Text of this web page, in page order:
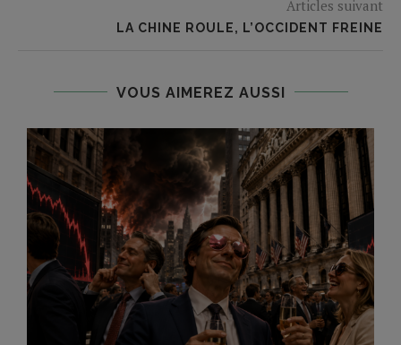
Articles suivant
LA CHINE ROULE, L’OCCIDENT FREINE
VOUS AIMEREZ AUSSI